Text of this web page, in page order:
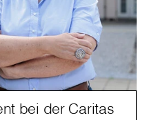
bei der Caritas